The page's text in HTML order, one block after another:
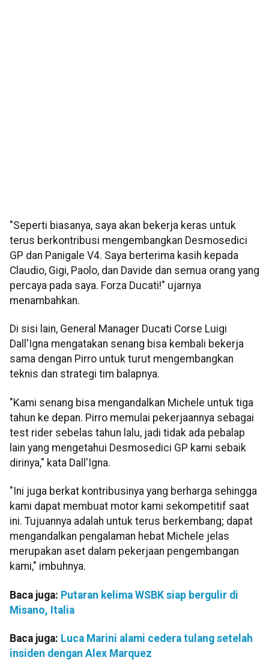
"Seperti biasanya, saya akan bekerja keras untuk
terus berkontribusi mengembangkan Desmosedici
GP dan Panigale V4. Saya berterima kasih kepada
Claudio, Gigi, Paolo, dan Davide dan semua orang yang
percaya pada saya. Forza Ducati!" ujarnya
menambahkan.
Di sisi lain, General Manager Ducati Corse Luigi
Dall'Igna mengatakan senang bisa kembali bekerja
sama dengan Pirro untuk turut mengembangkan
teknis dan strategi tim balapnya.
"Kami senang bisa mengandalkan Michele untuk tiga
tahun ke depan. Pirro memulai pekerjaannya sebagai
test rider sebelas tahun lalu, jadi tidak ada pebalap
lain yang mengetahui Desmosedici GP kami sebaik
dirinya," kata Dall'Igna.
"Ini juga berkat kontribusinya yang berharga sehingga
kami dapat membuat motor kami sekompetitif saat
ini. Tujuannya adalah untuk terus berkembang; dapat
mengandalkan pengalaman hebat Michele jelas
merupakan aset dalam pekerjaan pengembangan
kami," imbuhnya.
Baca juga: Putaran kelima WSBK siap bergulir di
Misano, Italia
Baca juga: Luca Marini alami cedera tulang setelah
insiden dengan Alex Marquez